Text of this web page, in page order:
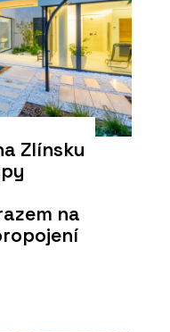
Zlínsku
na